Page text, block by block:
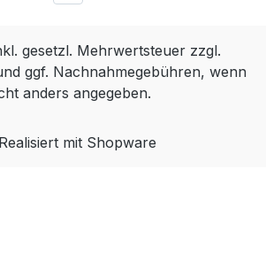
gesetzl. Mehrwertsteuer zzgl.
ggf. Nachnahmegebühren, wenn
anders angegeben.
Realisiert mit Shopware